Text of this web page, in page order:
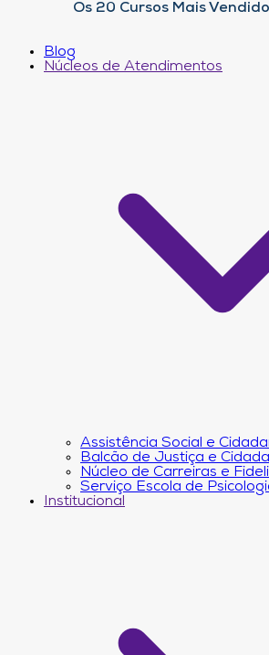
Os 20 Cursos Mais
Blog
Núcleos de Atendimentos
Assistência Social e
Balcão de Justiça e
Núcleo de Carreiras e
Serviço Escola de
Institucional